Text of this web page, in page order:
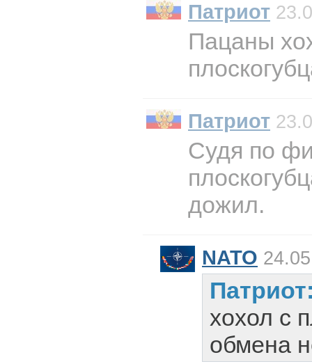
Патриот
Пацаны
Патриот
Судя по
дожил.
NATO
хохол с
обмена